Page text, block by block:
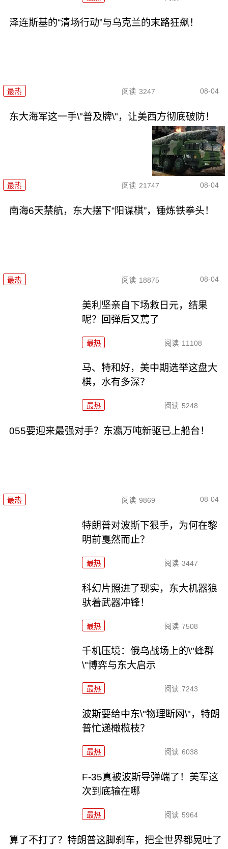
泽连斯基的“清场行动”与乌克兰的末路狂飙！
最热 阅读 3247 08-04
东大海军这一手\"普及牌\"，让美西方彻底破防！
最热 阅读 21747 08-04
南海6天禁航，东大摆下“阳谋棋”，锤炼铁拳头！
最热 阅读 18875 08-04
美利坚亲自下场救日元，结果
呢？回弹后又蔫了
最热 阅读 11108
马、特和好，美中期选举这盘大
棋，水有多深？
最热 阅读 5248
055要迎来最强对手？东瀛万吨新驱已上船台！
最热 阅读 9869 08-04
特朗普对波斯下狠手，为何在黎
明前戛然而止？
最热 阅读 3447
科幻片照进了现实，东大机器狼
驮着武器冲锋！
最热 阅读 7508
千机压境：俄乌战场上的\"蜂群
\"博弈与东大启示
最热 阅读 7243
波斯要给中东\"物理断网\"，特朗
普忙递橄榄枝？
最热 阅读 6038
F-35真被波斯导弹端了！美军这
次到底输在哪
最热 阅读 5964
算了不打了？特朗普这脚刹车，把全世界都晃吐了